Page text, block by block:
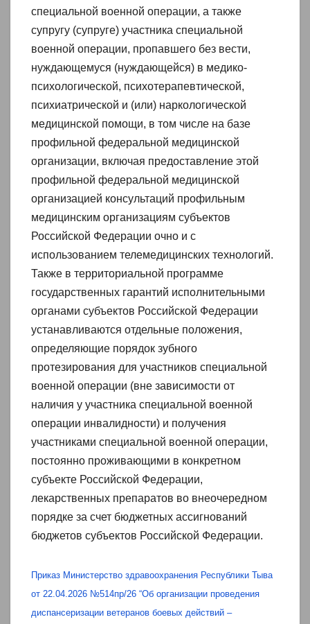
специальной военной операции, а также
супругу (супруге) участника специальной
военной операции, пропавшего без вести,
нуждающемуся (нуждающейся) в медико-
психологической, психотерапевтической,
психиатрической и (или) наркологической
медицинской помощи, в том числе на базе
профильной федеральной медицинской
организации, включая предоставление этой
профильной федеральной медицинской
организацией консультаций профильным
медицинским организациям субъектов
Российской Федерации очно и с
использованием телемедицинских технологий.
Также в территориальной программе
государственных гарантий исполнительными
органами субъектов Российской Федерации
устанавливаются отдельные положения,
определяющие порядок зубного
протезирования для участников специальной
военной операции (вне зависимости от
наличия у участника специальной военной
операции инвалидности) и получения
участниками специальной военной операции,
постоянно проживающими в конкретном
субъекте Российской Федерации,
лекарственных препаратов во внеочередном
порядке за счет бюджетных ассигнований
бюджетов субъектов Российской Федерации.
Приказ Министерство здравоохранения Республики Тыва
от 22.04.2026 №514пр/26 “Об организации проведения
диспансеризации ветеранов боевых действий –